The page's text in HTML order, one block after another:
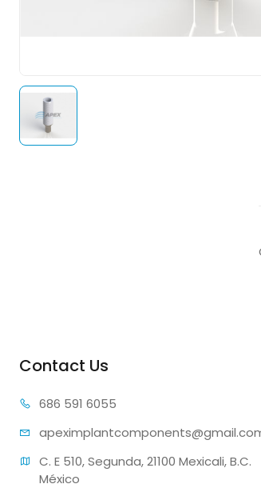
Contact Us
686 591 6055
apeximplantcomp
C. E 510, Segunda, 21100 Mexicali, B.C.
México